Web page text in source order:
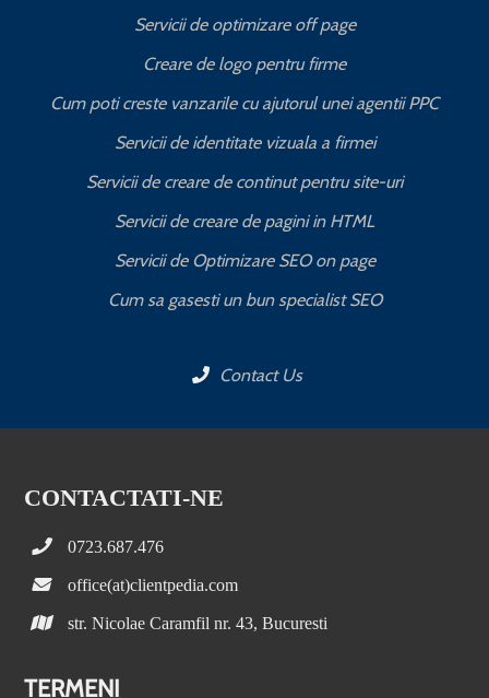
Servicii de optimizare off page
Creare de logo pentru firme
Cum poti creste vanzarile cu ajutorul unei agentii PPC
Servicii de identitate vizuala a firmei
Servicii de creare de continut pentru site-uri
Servicii de creare de pagini in HTML
Servicii de Optimizare SEO on page
Cum sa gasesti un bun specialist SEO
Contact Us
CONTACTATI-NE
0723.687.476
office(at)clientpedia.com
str. Nicolae Caramfil nr. 43, Bucuresti
TERMENI